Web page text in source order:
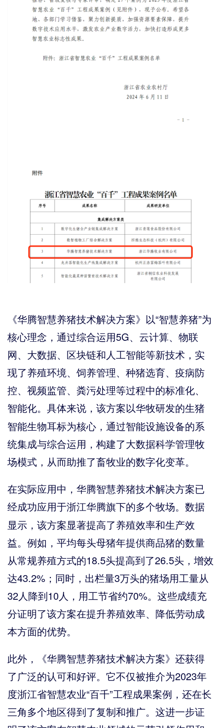
《华腾智慧养猪技术解决方案》以“智慧养猪”为
核心理念，通过综合运用5G、云计算、物联
网、大数据、区块链和人工智能等新技术，实
现了养殖环境、饲养管理、种猪选育、疫病防
控、视频监管、粪污处理等过程中的标准化、
智能化。具体来说，该方案以华牧研发的生猪
智能生物耳标为核心，通过智能设施设备的系
统集成与综合运用，构建了大数据科学管理牧
场模式，从而助推了畜牧业的数字化变革。
在实际应用中，华腾智慧养猪技术解决方案已
经成功应用于浙江华腾旗下的多个牧场。数据
显示，该方案显著提高了养殖效率和生产效
益。例如，平均每头母猪年提供商品猪的数量
从常规养殖方式的18.5头提高到了26.5头，增效
达43.2%；同时，出栏量3万头的猪场用工量从
32人降到10人，用工节省约70%。这些成绩充
分证明了该方案在提升养殖效率、降低劳动成
本方面的优势。
此外，《华腾智慧养猪技术解决方案》还获得
了广泛的认可和好评。它不仅被推介为2023年
度浙江省智慧农业“百千”工程成果案例，还在长
三角多个地区得到了复制和推广。这进一步证